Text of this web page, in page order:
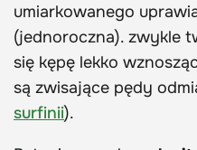
umiarkowanego
(jednoroczna). zwykle
się kępę lekko
są zwisające pędy
surfinii).